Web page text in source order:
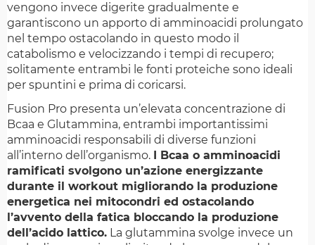
vengono invece digerite gradualmente e
garantiscono un apporto di amminoacidi prolungato
nel tempo ostacolando in questo modo il
catabolismo e velocizzando i tempi di recupero;
solitamente entrambi le fonti proteiche sono ideali
per spuntini e prima di coricarsi.
Fusion Pro presenta un’elevata concentrazione di
Bcaa e Glutammina, entrambi importantissimi
amminoacidi responsabili di diverse funzioni
all’interno dell’organismo.
I Bcaa o amminoacidi
ramificati svolgono un’azione energizzante
durante il workout migliorando la produzione
energetica nei mitocondri ed ostacolando
l’avvento della fatica bloccando la produzione
dell’acido lattico. La glutammina svolge invece un